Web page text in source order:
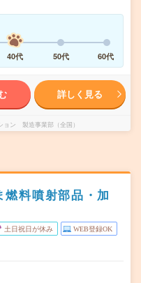
40代 50代 60代
詳しく見る
ョン 製造事業部（全国）
燃料噴射部品・加
土日祝日が休み WEB登録OK